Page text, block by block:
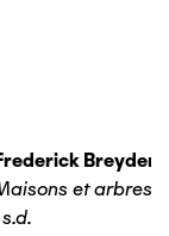
Breydert
et arbres
s.d.